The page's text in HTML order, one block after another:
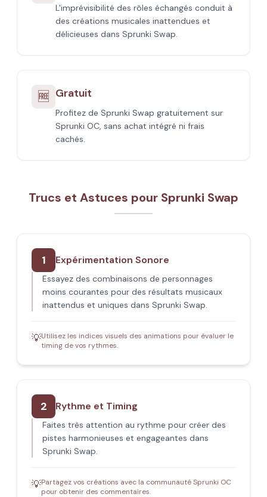
L'imprévisibilité des rôles échangés conduit à
des créations musicales inattendues et
délicieuses dans Sprunki Swap.
🆓 Gratuit
Profitez de Sprunki Swap gratuitement sur
Sprunki OC, sans achat intégré ni frais
cachés.
Trucs et Astuces pour Sprunki Swap
1 Expérimentation Sonore
Essayez des combinaisons de personnages
moins courantes pour des résultats musicaux
inattendus et uniques dans Sprunki Swap.
💡Utilisez les indices visuels des animations pour évaluer le
timing de vos rythmes.
2 Rythme et Timing
Faites très attention au rythme pour créer des
pistes harmonieuses et engageantes dans
Sprunki Swap.
💡Partagez vos créations avec la communauté Sprunki OC
pour obtenir des commentaires.